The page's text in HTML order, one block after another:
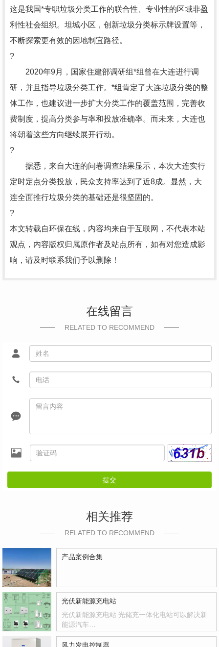
这是我国*专职垃圾分类工作的联合性、专业性的区域非盈
利性社会组织。坦城小区，创新垃圾分类标示牌设置等，
不断探索更有效的因地制宜路径。
?
2020年9月，国家住建部调研组*组曾在大连进行调
研，并且指导垃圾分类工作。*组肯定了大连垃圾分类的整
体工作，也建议进一步扩大分类工作的覆盖范围，完善收
费制度，提高分类参与率和投放准确率。而未来，大连也
将朝着这些方向继续展开行动。
?
据悉，来自大连的问卷调查结果显示，本次大连实行
定时定点分类投放，民众支持率达到了近8成。显然，大
连全面推行垃圾分类的基础还是很坚固的。
?
本文转载自环保在线，内容均来自于互联网，不代表本站
观点，内容版权归属原作者及站点所有，如有对您造成影
响，请及时联系我们予以删除！
在线留言
RELATED TO RECOMMEND
提交
相关推荐
RELATED TO RECOMMEND
产品案例合集
光伏新能源充电站
光伏新能源充电站 光储充一体化电站可以解决新
能源汽车…
风力发电控制器